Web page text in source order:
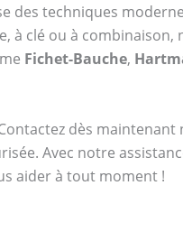
des techniques
clé ou à combinaison,
Fichet-Bauche,
dès maintenant
Avec notre
aider à tout moment !